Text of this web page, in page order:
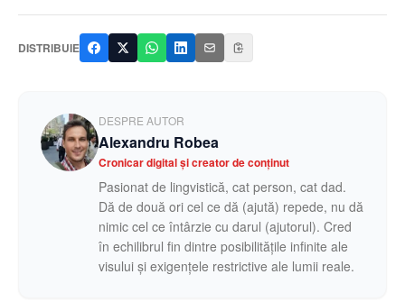
DISTRIBUIE
DESPRE AUTOR
Alexandru Robea
Cronicar digital și creator de conținut
Pasionat de lingvistică, cat person, cat dad.
Dă de două ori cel ce dă (ajută) repede, nu dă
nimic cel ce întârzie cu darul (ajutorul). Cred
în echilibrul fin dintre posibilitățile infinite ale
visului și exigențele restrictive ale lumii reale.